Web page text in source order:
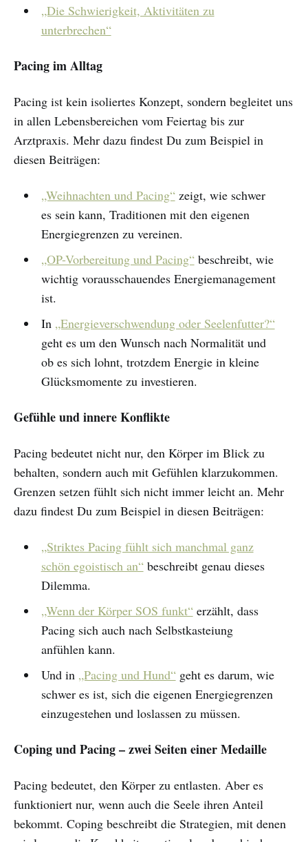
„Die Schwierigkeit, Aktivitäten zu
unterbrechen“
Pacing im Alltag
Pacing ist kein isoliertes Konzept, sondern begleitet uns
in allen Lebensbereichen vom Feiertag bis zur
Arztpraxis. Mehr dazu findest Du zum Beispiel in
diesen Beiträgen:
„Weihnachten und Pacing“zeigt, wie schwer
es sein kann, Traditionen mit den eigenen
Energiegrenzen zu vereinen.
„OP-Vorbereitung und Pacing“beschreibt, wie
wichtig vorausschauendes Energiemanagement
ist.
In „Energieverschwendung oder Seelenfutter?“
geht es um den Wunsch nach Normalität und
ob es sich lohnt, trotzdem Energie in kleine
Glücksmomente zu investieren.
Gefühle und innere Konflikte
Pacing bedeutet nicht nur, den Körper im Blick zu
behalten, sondern auch mit Gefühlen klarzukommen.
Grenzen setzen fühlt sich nicht immer leicht an. Mehr
dazu findest Du zum Beispiel in diesen Beiträgen:
„Striktes Pacing fühlt sich manchmal ganz
schön egoistisch an“beschreibt genau dieses
Dilemma.
„Wenn der Körper SOS funkt“erzählt, dass
Pacing sich auch nach Selbstkasteiung
anfühlen kann.
Und in „Pacing und Hund“geht es darum, wie
schwer es ist, sich die eigenen Energiegrenzen
einzugestehen und loslassen zu müssen.
Coping und Pacing – zwei Seiten einer Medaille
Pacing bedeutet, den Körper zu entlasten. Aber es
funktioniert nur, wenn auch die Seele ihren Anteil
bekommt. Coping beschreibt die Strategien, mit denen